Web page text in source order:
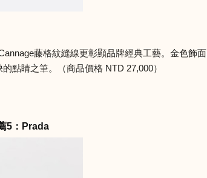
藤格紋縫線更彰顯品牌經典工藝。金色飾
點睛之筆。（商品價格 NTD 27,000）
5：Prada